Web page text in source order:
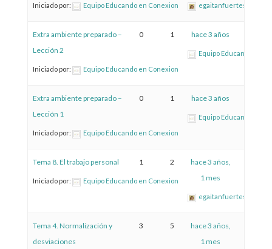
Iniciado por: Equipo Educando en Conexion egaitanfuertes
Extra ambiente preparado –
Lección 2
Iniciado por: Equipo Educando en Conexion
0 1 hace 3 años
Equipo Educando en
Extra ambiente preparado –
Lección 1
Iniciado por: Equipo Educando en Conexion
0 1 hace 3 años
Equipo Educando en
Tema 8. El trabajo personal
Iniciado por: Equipo Educando en Conexion
1 2
hace 3 años,
1 mes
egaitanfuertes
Tema 4. Normalización y
desviaciones
3 5
hace 3 años,
1 mes